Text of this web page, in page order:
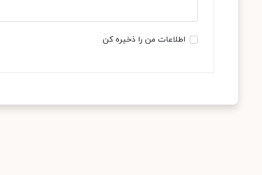
اطلاعات من را ذخیره کن